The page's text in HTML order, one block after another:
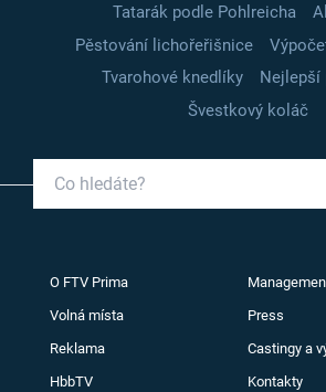
Tatarák podle Pohlreicha
Pěstování lichořeřišnice
Tvarohové knedlíky
Nejlepší
Švestkový koláč
O FTV Prima
Volná místa Press
Reklama Castingy a
HbbTV Kontakty